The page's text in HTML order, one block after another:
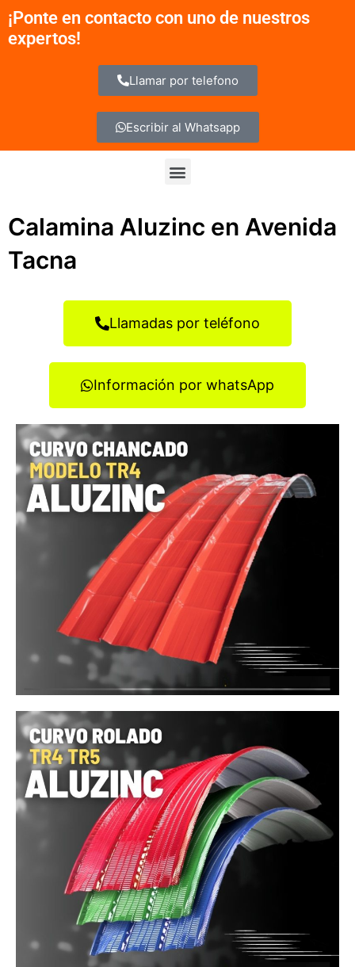
contenido
¡Ponte en contacto con uno de nuestros
expertos!
Llamar por telefono
Escribir al Whatsapp
Menu
Calamina Aluzinc en Avenida
Tacna
Llamadas por teléfono
Información por whatsApp